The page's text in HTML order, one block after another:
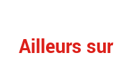
Ailleurs